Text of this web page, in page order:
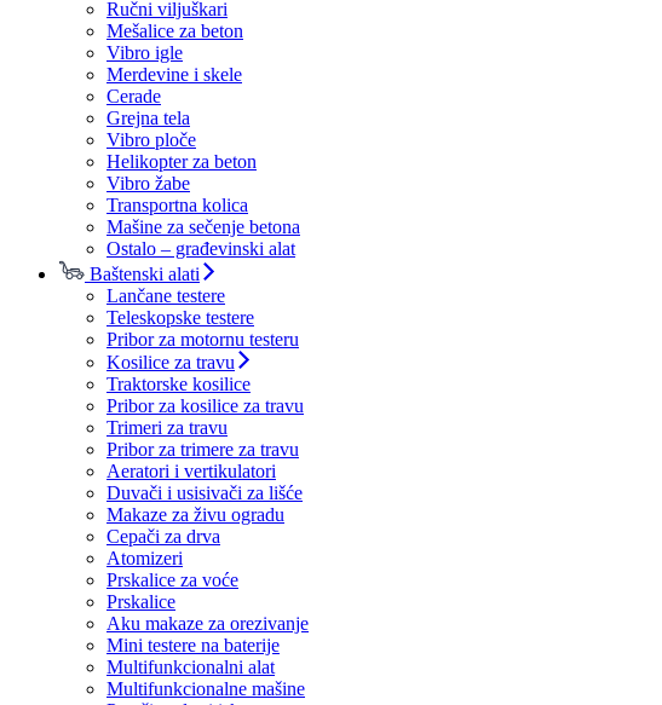
Ručni viljuškari
Mešalice za beton
Vibro igle
Merdevine i skele
Cerade
Grejna tela
Vibro ploče
Helikopter za beton
Vibro žabe
Transportna kolica
Mašine za sečenje betona
Ostalo – građevinski alat
Baštenski alati
Lančane testere
Teleskopske testere
Pribor za motornu testeru
Kosilice za travu
Traktorske kosilice
Pribor za kosilice za travu
Trimeri za travu
Pribor za trimere za travu
Aeratori i vertikulatori
Duvači i usisivači za lišće
Makaze za živu ogradu
Cepači za drva
Atomizeri
Prskalice za voće
Prskalice
Aku makaze za orezivanje
Mini testere na baterije
Multifunkcionalni alat
Multifunkcionalne mašine